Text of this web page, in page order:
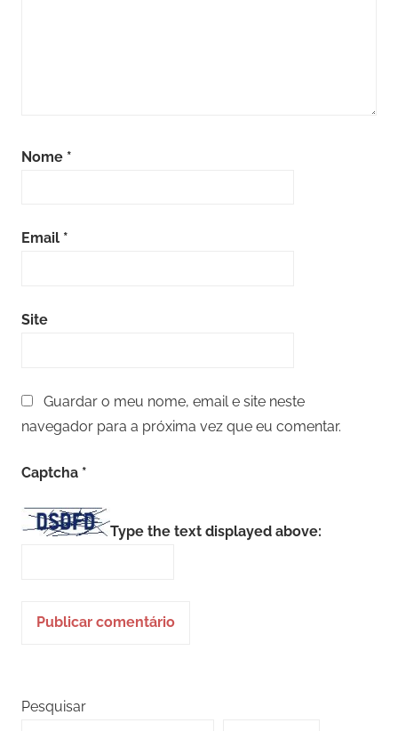
Nome *
Email *
Site
Guardar o meu nome, email e site neste
navegador para a próxima vez que eu comentar.
Captcha *
Type the text displayed above:
Pesquisar